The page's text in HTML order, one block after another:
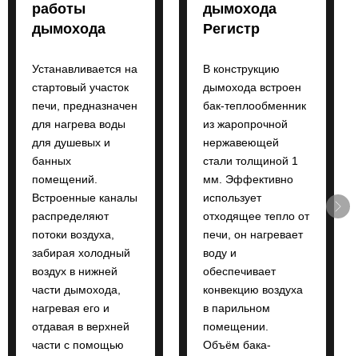
работы
дымохода
Устанавливается на
стартовый участок
печи, предназначен
для нагрева воды
для душевых и
банных
помещений.
Встроенные каналы
распределяют
потоки воздуха,
забирая холодный
воздух в нижней
части дымохода,
нагревая его и
отдавая в верхней
части с помощью
дымохода
Регистр
В конструкцию
дымохода встроен
бак-теплообменник
из жаропрочной
нержавеющей
стали толщиной 1
мм. Эффективно
использует
отходящее тепло от
печи, он нагревает
воду и
обеспечивает
конвекцию воздуха
в парильном
помещении.
Объём бака-